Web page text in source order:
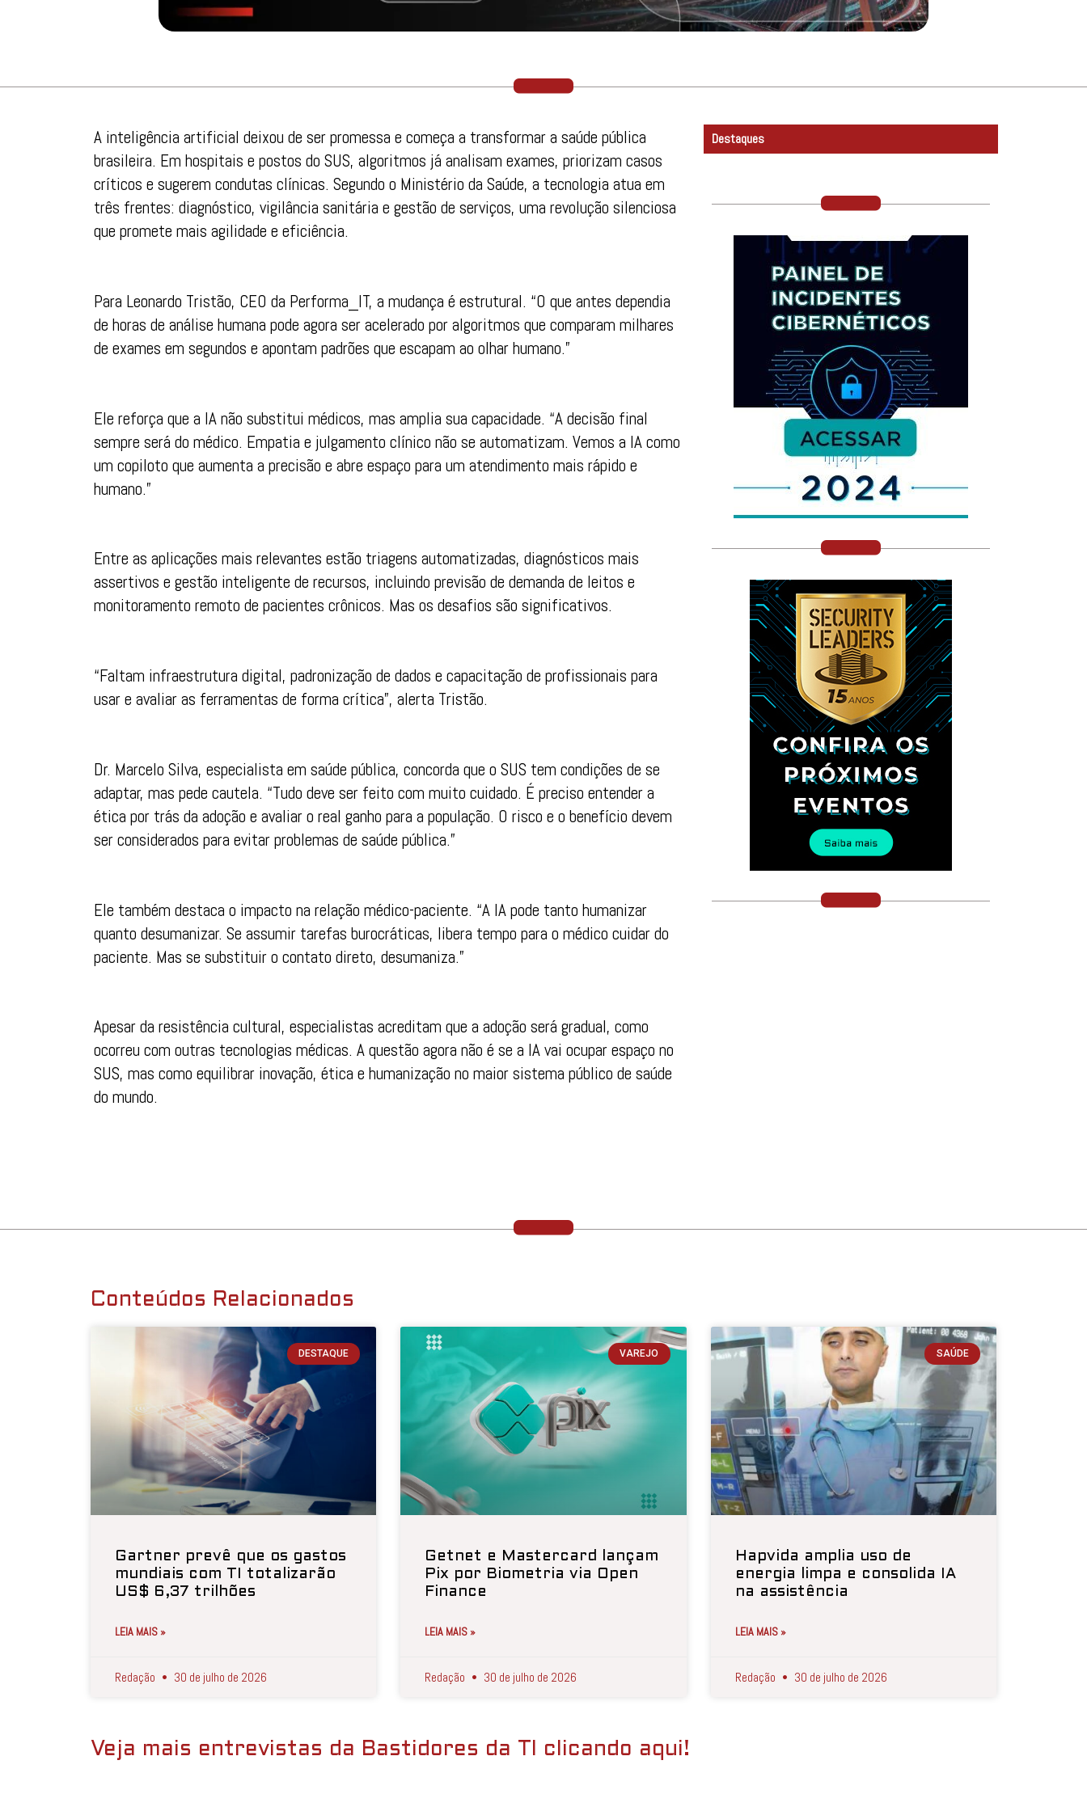
A inteligência artificial deixou de ser promessa e começa a transformar a saúde pública
brasileira. Em hospitais e postos do SUS, algoritmos já analisam exames, priorizam casos
críticos e sugerem condutas clínicas. Segundo o Ministério da Saúde, a tecnologia atua em
três frentes: diagnóstico, vigilância sanitária e gestão de serviços, uma revolução silenciosa
que promete mais agilidade e eficiência.
Para Leonardo Tristão, CEO da Performa_IT, a mudança é estrutural. “O que antes dependia
de horas de análise humana pode agora ser acelerado por algoritmos que comparam milhares
de exames em segundos e apontam padrões que escapam ao olhar humano.”
Ele reforça que a IA não substitui médicos, mas amplia sua capacidade. “A decisão final
sempre será do médico. Empatia e julgamento clínico não se automatizam. Vemos a IA como
um copiloto que aumenta a precisão e abre espaço para um atendimento mais rápido e
humano.”
Entre as aplicações mais relevantes estão triagens automatizadas, diagnósticos mais
assertivos e gestão inteligente de recursos, incluindo previsão de demanda de leitos e
monitoramento remoto de pacientes crônicos. Mas os desafios são significativos.
“Faltam infraestrutura digital, padronização de dados e capacitação de profissionais para
usar e avaliar as ferramentas de forma crítica”, alerta Tristão.
Dr. Marcelo Silva, especialista em saúde pública, concorda que o SUS tem condições de se
adaptar, mas pede cautela. “Tudo deve ser feito com muito cuidado. É preciso entender a
ética por trás da adoção e avaliar o real ganho para a população. O risco e o benefício devem
ser considerados para evitar problemas de saúde pública.”
Ele também destaca o impacto na relação médico-paciente. “A IA pode tanto humanizar
quanto desumanizar. Se assumir tarefas burocráticas, libera tempo para o médico cuidar do
paciente. Mas se substituir o contato direto, desumaniza.”
Apesar da resistência cultural, especialistas acreditam que a adoção será gradual, como
ocorreu com outras tecnologias médicas. A questão agora não é se a IA vai ocupar espaço no
SUS, mas como equilibrar inovação, ética e humanização no maior sistema público de saúde
do mundo.
Destaques
Conteúdos Relacionados
DESTAQUE
Gartner prevê que os gastos
mundiais com TI totalizarão
US$ 6,37 trilhões
LEIA MAIS »
Redação 30 de julho de 2026
VAREJO
Getnet e Mastercard lançam
Pix por Biometria via Open
Finance
LEIA MAIS »
Redação 30 de julho de 2026
SAÚDE
Hapvida amplia uso de
energia limpa e consolida IA
na assistência
LEIA MAIS »
Redação 30 de julho de 2026
Veja mais entrevistas da Bastidores da TI clicando aqui!